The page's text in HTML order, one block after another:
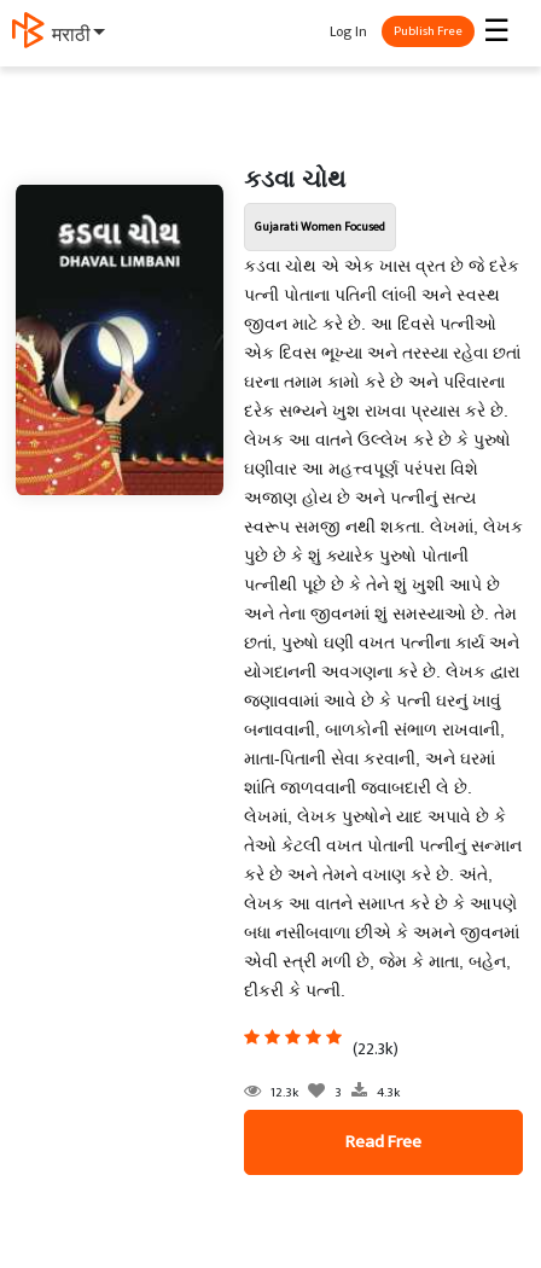
தமிழ் ☰
Log In Publish Free
કડવા ચોથ
Gujarati Women Focused
કડવા ચોથ એ એક ખાસ વ્રત છે જે દરેક
પત્ની પોતાના પતિની લાંબી અને સ્વસ્થ
જીવન માટે કરે છે. આ દિવસે પત્નીઓ
એક દિવસ ભૂખ્યા અને તરસ્યા રહેવા છતાં
ઘરના તમામ કામો કરે છે અને પરિવારના
દરેક સભ્યને ખુશ રાખવા પ્રયાસ કરે છે.
લેખક આ વાતને ઉલ્લેખ કરે છે કે પુરુષો
ઘણીવાર આ મહત્ત્વપૂર્ણ પરંપરા વિશે
અજાણ હોય છે અને પત્નીનું સત્ય
સ્વરૂપ સમજી નથી શકતા. લેખમાં, લેખક
પુછે છે કે શું ક્યારેક પુરુષો પોતાની
પત્નીથી પૂછે છે કે તેને શું ખુશી આપે છે
અને તેના જીવનમાં શું સમસ્યાઓ છે. તેમ
છતાં, પુરુષો ઘણી વખત પત્નીના કાર્ય અને
યોગદાનની અવગણના કરે છે. લેખક દ્વારા
જણાવવામાં આવે છે કે પત્ની ઘરનું ખાવું
બનાવવાની, બાળકોની સંભાળ રાખવાની,
માતા-પિતાની સેવા કરવાની, અને ઘરમાં
શાંતિ જાળવવાની જવાબદારી લે છે.
લેખમાં, લેખક પુરુષોને યાદ અપાવે છે કે
તેઓ કેટલી વખત પોતાની પત્નીનું સન્માન
કરે છે અને તેમને વખાણ કરે છે. અંતે,
લેખક આ વાતને સમાપ્ત કરે છે કે આપણે
બધા નસીબવાળા છીએ કે અમને જીવનમાં
એવી સ્ત્રી મળી છે, જેમ કે માતા, બહેન,
દીકરી કે પત્ની.
(22.3k)
12.3k 3 4.3k
Read Free